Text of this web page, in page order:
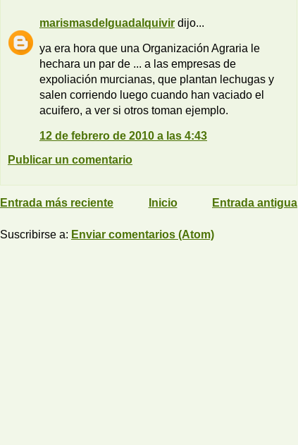
marismasdelguadalquivir dijo...
ya era hora que una Organización Agraria le
hechara un par de ... a las empresas de
expoliación murcianas, que plantan lechugas y
salen corriendo luego cuando han vaciado el
acuifero, a ver si otros toman ejemplo.
12 de febrero de 2010 a las 4:43
Publicar un comentario
Entrada más reciente Entrada antigua
Inicio
Suscribirse a: Enviar comentarios (Atom)